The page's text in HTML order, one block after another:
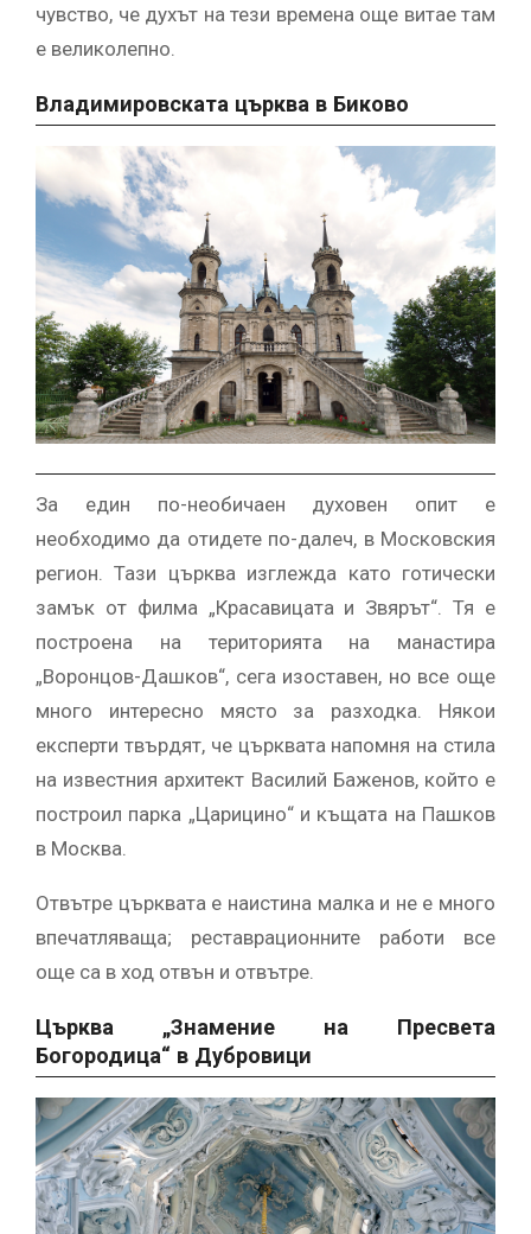
чувство, че духът на тези времена още витае там
е великолепно.
Владимировската църква в Биково
За един по-необичаен духовен опит е
необходимо да отидете по-далеч, в Московския
регион. Тази църква изглежда като готически
замък от филма „Красавицата и Звярът“. Тя е
построена на територията на манастира
„Воронцов-Дашков“, сега изоставен, но все още
много интересно място за разходка. Някои
експерти твърдят, че църквата напомня на стила
на известния архитект Василий Баженов, който е
построил парка „Царицино“ и къщата на Пашков
в Москва.
Отвътре църквата е наистина малка и не е много
впечатляваща; реставрационните работи все
още са в ход отвън и отвътре.
Църква „Знамение на Пресвета
Богородица“ в Дубровици